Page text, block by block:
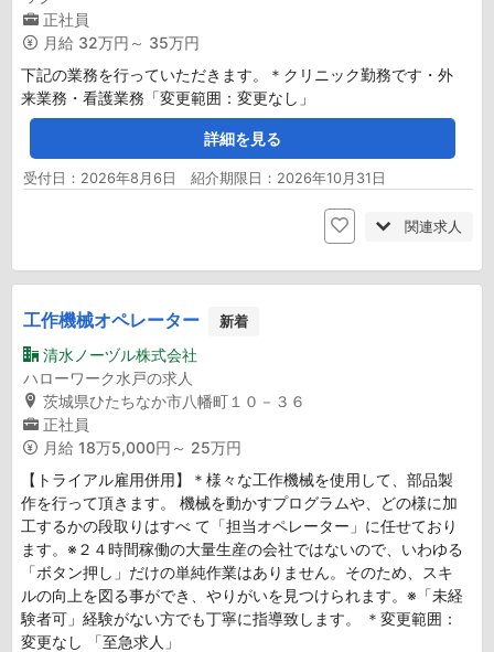
正社員
月給 32万円～ 35万円
下記の業務を行っていただきます。＊クリニック勤務です・外
来業務・看護業務「変更範囲：変更なし」
詳細を見る
受付日：2026年8月6日 紹介期限日：2026年10月31日
関連求人
工作機械オペレーター 新着
清水ノーヅル株式会社
ハローワーク水戸の求人
茨城県ひたちなか市八幡町１０－３６
正社員
月給 18万5,000円～ 25万円
【トライアル雇用併用】＊様々な工作機械を使用して、部品製
作を行って頂きます。 機械を動かすプログラムや、どの様に加
工するかの段取りはすべ て「担当オペレーター」に任せており
ます。※２４時間稼働の大量生産の会社ではないので、いわゆる
「ボタン押し」だけの単純作業はありません。そのため、スキ
ルの向上を図る事ができ、やりがいを見つけられます。※「未経
験者可」経験がない方でも丁寧に指導致します。 ＊変更範囲：
変更なし 「至急求人」